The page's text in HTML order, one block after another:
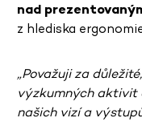
nad
z hlediska
„Považuji za
výzkumných aktivit
našich vizí a